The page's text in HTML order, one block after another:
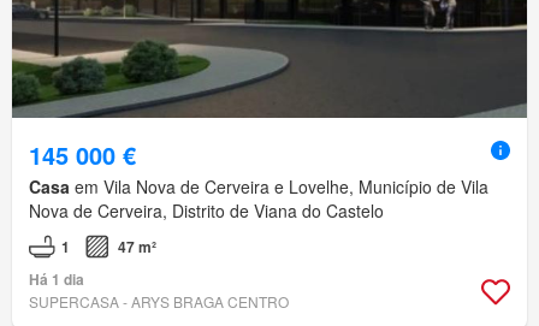
145 000 €
Casa em Vila Nova de Cerveira e Lovelhe, Município de Vila
Nova de Cerveira, Distrito de Viana do Castelo
1
47 m²
Há 1 dia
SUPERCASA - ARYS BRAGA CENTRO